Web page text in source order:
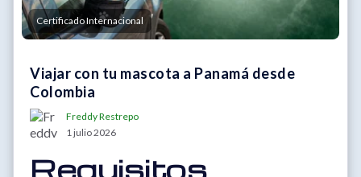
Certificado Internacional
Viajar con tu mascota a Panamá desde
Colombia
Freddy Restrepo
1 julio 2026
Requisitos